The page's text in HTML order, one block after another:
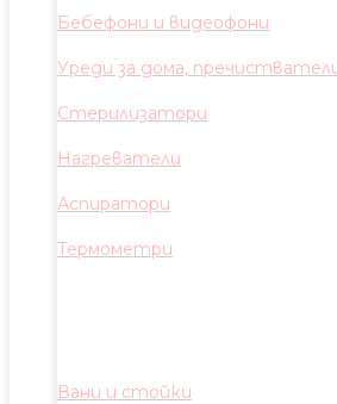
Бебефони и видеофони
Уреди за дома,
Стерилизатори
Нагреватели
Аспиратори
Термометри
Вани и стойки